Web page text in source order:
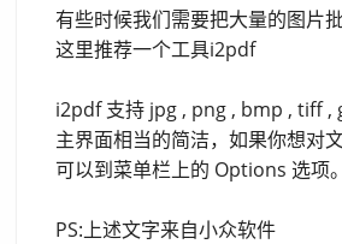
有些时候我们需要把大量的图片批
这里推荐一个工具i2pdf
i2pdf 支持 jpg , png , bmp , tiff ,
主界面相当的简洁，如果你想对
可以到菜单栏上的 Options 选项。
PS:上述文字来自小众软件